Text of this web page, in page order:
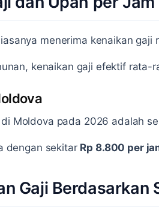
menerima kenaikan
kenaikan gaji efektif rata-
Moldova pada 2026 adalah
dengan sekitar Rp 8.800 per
Gaji Berdasarkan